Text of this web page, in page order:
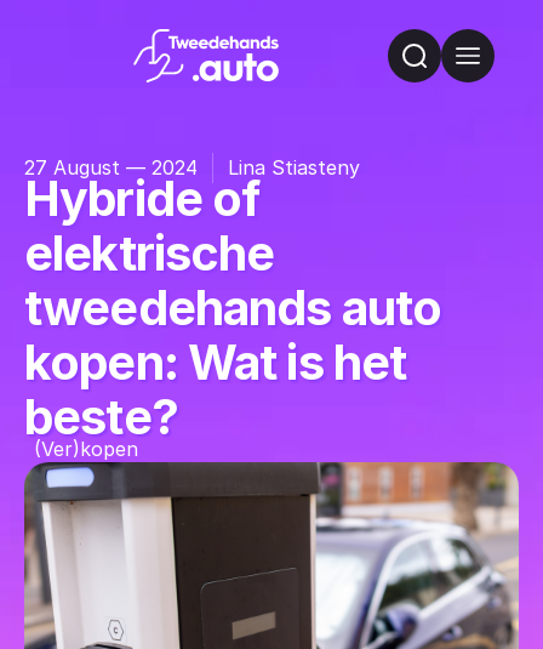
27 August — 2024 Lina Stiasteny
Hybride of
elektrische
tweedehands auto
kopen: Wat is het
beste?
(Ver)kopen